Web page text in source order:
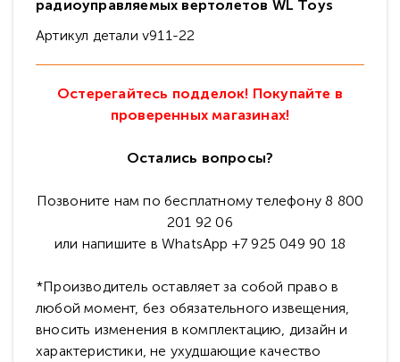
радиоуправляемых вертолетов WL Toys
Артикул детали v911-22
Остерегайтесь подделок! Покупайте в
проверенных магазинах!
Остались вопросы?
Позвоните нам по бесплатному телефону 8 800
201 92 06
или напишите в WhatsApp +7 925 049 90 18
*Производитель оставляет за собой право в
любой момент, без обязательного извещения,
вносить изменения в комплектацию, дизайн и
характеристики, не ухудшающие качество